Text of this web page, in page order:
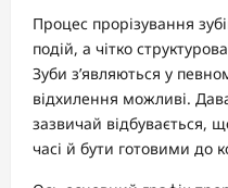
Процес прорізування
подій, а чітко
Зуби з’являються у
відхилення можливі.
зазвичай відбувається,
часі й бути готовими до